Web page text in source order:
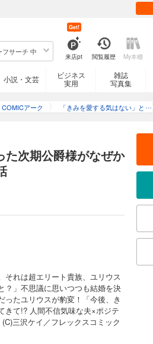
フサーチ 中
来店pt
Get!
閲覧履歴 My本棚
小説・文芸
ビジネス
実用
雑誌
写真集
COMICアーク
「きみを愛する気はない」と
愛してきます（単話版）
た次期公爵様がなぜか
それは超エリート貴族、ユリウス
？」不思議に思いつつも結婚を決
たユリウスが豹変！「今後、き
きて!? 人間不信気味な夫×ポジテ
三沢ケイ／フレックスコミック
族、ユリウスからの求婚だった。「そんな
、挙式後、それまで優しく穏やかだったユ
告げてきて!? こじらせ次期公爵×前向き没
スコミックス
してきます（単話版）第16話
族、ユリウスからの求婚だった。「そんな
コミックス
てきます（単話版）第17話
族、ユリウスからの求婚だった。「そんな
、挙式後、それまで優しく穏やかだったユ
告げてきて!? こじらせ次期公爵×前向き没
コミックス
してきます（単話版）第18話
族、ユリウスからの求婚だった。「そんな
、挙式後、それまで優しく穏やかだったユ
告げてきて!? こじらせ次期公爵×前向き没
コミックス